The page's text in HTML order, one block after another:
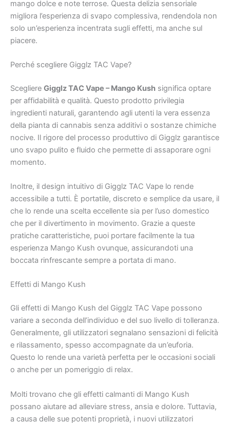
mango dolce e note terrose. Questa delizia sensoriale
migliora l’esperienza di svapo complessiva, rendendola non
solo un’esperienza incentrata sugli effetti, ma anche sul
piacere.
Perché scegliere Gigglz TAC Vape?
Scegliere Gigglz TAC Vape – Mango Kush significa optare
per affidabilità e qualità. Questo prodotto privilegia
ingredienti naturali, garantendo agli utenti la vera essenza
della pianta di cannabis senza additivi o sostanze chimiche
nocive. Il rigore del processo produttivo di Gigglz garantisce
uno svapo pulito e fluido che permette di assaporare ogni
momento.
Inoltre, il design intuitivo di Gigglz TAC Vape lo rende
accessibile a tutti. È portatile, discreto e semplice da usare, il
che lo rende una scelta eccellente sia per l’uso domestico
che per il divertimento in movimento. Grazie a queste
pratiche caratteristiche, puoi portare facilmente la tua
esperienza Mango Kush ovunque, assicurandoti una
boccata rinfrescante sempre a portata di mano.
Effetti di Mango Kush
Gli effetti di Mango Kush del Gigglz TAC Vape possono
variare a seconda dell’individuo e del suo livello di tolleranza.
Generalmente, gli utilizzatori segnalano sensazioni di felicità
e rilassamento, spesso accompagnate da un’euforia.
Questo lo rende una varietà perfetta per le occasioni sociali
o anche per un pomeriggio di relax.
Molti trovano che gli effetti calmanti di Mango Kush
possano aiutare ad alleviare stress, ansia e dolore. Tuttavia,
a causa delle sue potenti proprietà, i nuovi utilizzatori